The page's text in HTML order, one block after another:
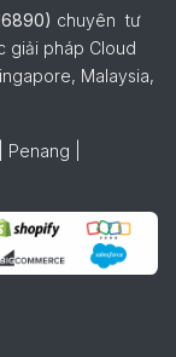
chuyên tư
giải pháp Cloud
Malaysia,
|